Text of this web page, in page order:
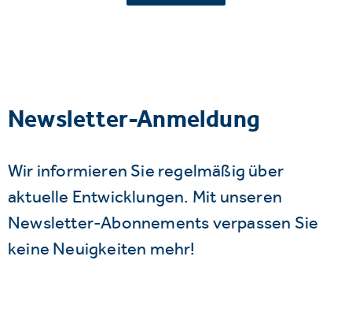
Newsletter-Anmeldung
Wir informieren Sie regelmäßig über
aktuelle Entwicklungen. Mit unseren
Newsletter-Abonnements verpassen Sie
keine Neuigkeiten mehr!